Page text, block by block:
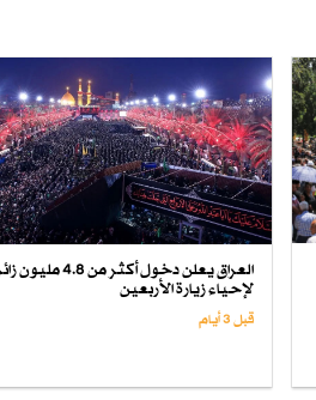
العراق يعلن دخول أكثر من
لإحياء زيارة الأربعين
قبل 3 أيام